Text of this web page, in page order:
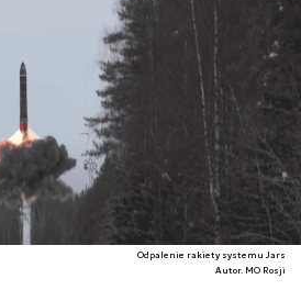
Odpalenie rakiety systemu Jars
Autor. MO Rosji